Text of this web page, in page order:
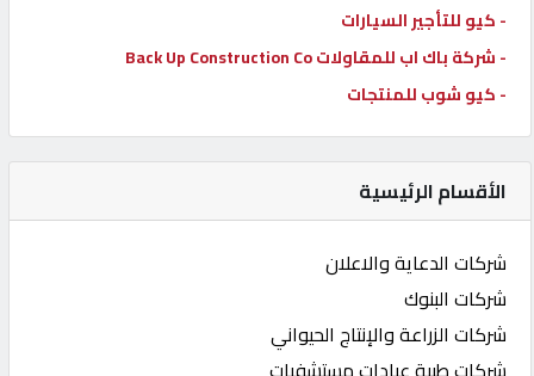
- كيو للتأجير السيارات
- شركة باك اب للمقاولات Back Up Construction Co
- كيو شوب للمنتجات
الأقسام الرئيسية
شركات الدعاية والاعلان
شركات البنوك
شركات الزراعة والإنتاج الحيواني